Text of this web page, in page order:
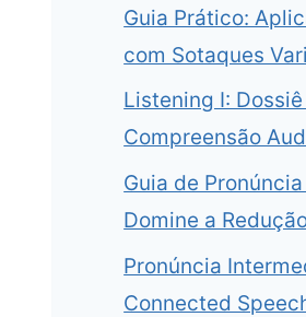
Guia Prático:
com Sotaques
Listening I:
Compreensão
Guia de
Domine a
Pronúncia
Connected